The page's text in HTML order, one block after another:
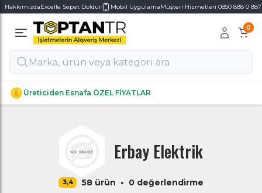
HakkımızdaExcelle Sepet Doldur Mobil UygulamaMüşteri Hizmetleri 0850 888 0 887
0
Üreticiden Esnafa ÖZEL FİYATLAR
Alt Kategoriler
Alt Kategoriler
Erbay Elektrik
3,4 58 ürün • 0 değerlendirme